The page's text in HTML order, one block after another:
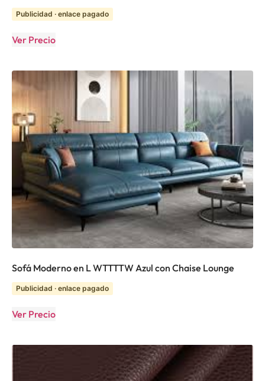
Publicidad · enlace pagado
Ver Precio
Sofá Moderno en L WTTTTW Azul con Chaise Lounge
Publicidad · enlace pagado
Ver Precio